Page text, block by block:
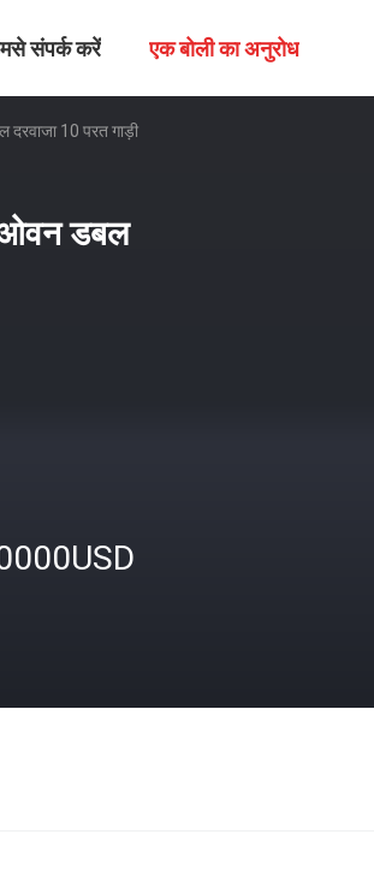
संपर्क करें एक बोली का अनुरोध
दरवाजा 10 परत गाड़ी
ओवन डबल